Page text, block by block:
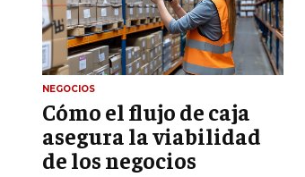
GESTIÓN DE LA INNOVACIÓN
TECNOLÓGICA
TRANSFORMACIÓN DIGITAL
ANALÍTICA EMPRESARIAL Y BUSINESS
INTELLIGENCE
CIBERSEGURIDAD EMPRESARIAL
NEGOCIOS
Cómo el flujo de caja
asegura la viabilidad
de los negocios